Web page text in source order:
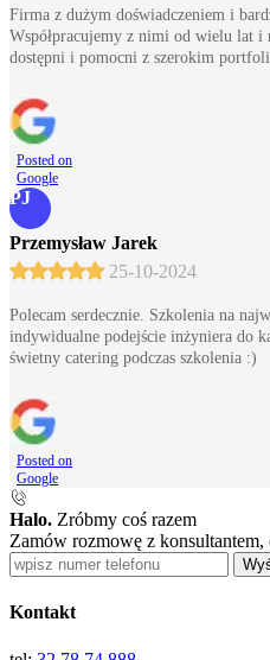
Firma z dużym doświadczeniem i
Współpracujemy z nimi od wielu lat i
dostępni i pomocni z szerokim
Posted on
Google
PJ
Przemysław Jarek
25-10-2024
Polecam serdecznie. Szkolenia na
indywidualne podejście inżyniera do
świetny catering podczas szkolenia :)
Posted on
Google
Halo. Zróbmy coś razem
Zamów rozmowę z
Kontakt